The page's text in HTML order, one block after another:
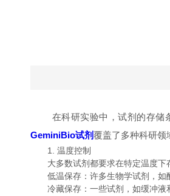
在科研实验中，试剂的存储条
GeminiBio试剂覆盖了多种科研领
1. 温度控制
大多数试剂都要求在特定温度下
低温保存：许多生物学试剂，如
冷藏保存：一些试剂，如缓冲液